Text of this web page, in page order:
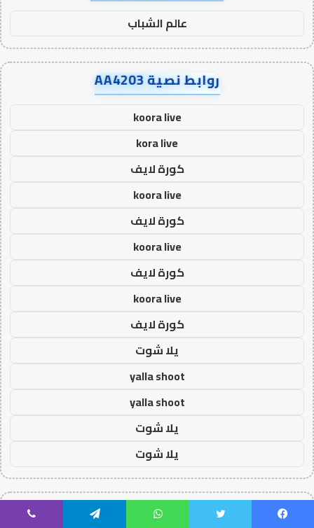
عالم الشباب
روابط نصية AA4203
koora live
kora live
كورة لايف
koora live
كورة لايف
koora live
كورة لايف
koora live
كورة لايف
يلا شوت
yalla shoot
yalla shoot
يلا شوت
يلا شوت
روابط نصية AA5386